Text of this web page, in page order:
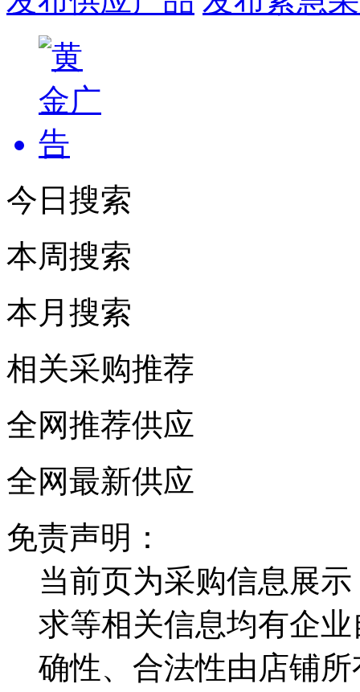
今日搜索
本周搜索
本月搜索
相关采购推荐
全网推荐供应
全网最新供应
免责声明：
当前页为采购信息展
求等相关信息均有企
确性、合法性由店铺